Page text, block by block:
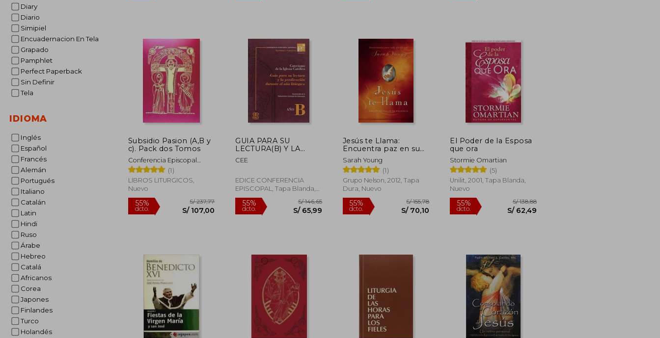
Diary
Diario
Simipiel
Encuadernacion En Tela
Grapado
Pamphlet
Perfect Paperback
Sin Definir
Tela
IDIOMA
Inglés
Español
Francés
Alemán
Portugués
Italiano
Catalán
Latin
Hindi
Ruso
Árabe
Hebreo
Catalá
Africanos
Corea
Japones
Finlandes
Turco
Holandés
S/ 70,10
Subsidio Pasion (A,B y
c). Pack dos Tomos
Conferencia Episcopal
Española
(1)
LIBROS LITURGICOS,
Nuevo
55%
dcto.
GUIA PARA SU
LECTURA(B) Y LA
PREDICACION
DURANTE EL AÑO
CEE
EDICE CONFERENCIA
EPISCOPAL, Tapa Blanda,
Nuevo
55%
dcto.
Jesús te Llama:
Encuentra paz en su
Presencia
Sarah Young
(1)
Grupo Nelson, 2012, Tapa
Dura, Nuevo
S/ 155,78
S/ 70,10
El Poder de la Esposa
que ora
Stormie Omartian
(5)
Unilit, 2001, Tapa Blanda,
Nuevo
55%
dcto.